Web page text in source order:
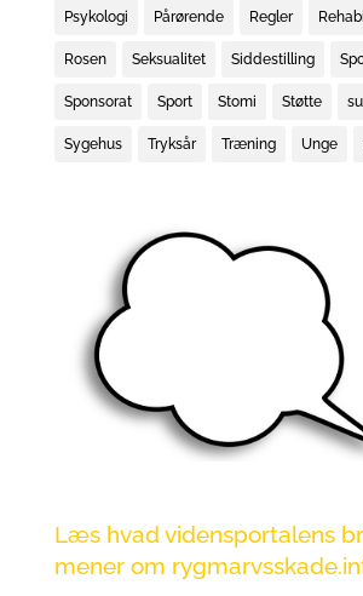
Psykologi Pårørende Regler
Rosen Seksualitet Siddestilling
Sponsorat Sport Stomi Støtte
Sygehus Tryksår Træning Unge
Læs hvad vidensportalens
mener om